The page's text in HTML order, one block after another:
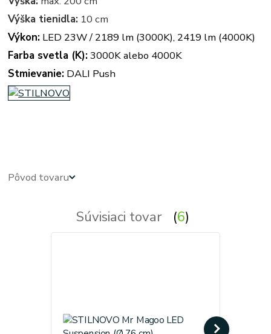
Výška tienidla: 10 cm
Výkon: LED 23W / 2189 lm (3000K), 2419 lm (4000K)
Farba svetla (K):3000K alebo 4000K
Stmievanie: DALI Push
Pôvod tovaru
Súvisiaci tovar 6